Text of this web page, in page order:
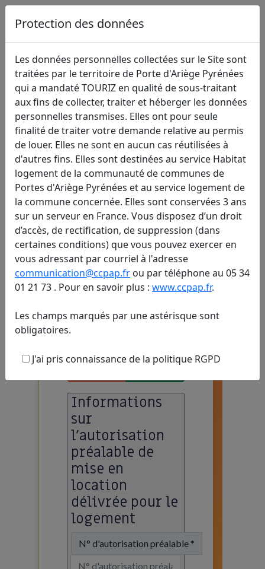
Protection des données
Les données personnelles collectées sur le Site sont
traitées par le territoire de Porte d'Ariège Pyrénées
qui a mandaté TOURIZ en qualité de sous-traitant
aux fins de collecter, traiter et héberger les données
personnelles transmises. Elles ont pour seule
finalité de traiter votre demande relative au permis
de louer. Elles ne sont en aucun cas réutilisées à
d'autres fins. Elles sont destinées au service Habitat
logement de la communauté de communes de
Portes d'Ariège Pyrénées et au service logement de
la commune concernée. Elles sont conservées 3 ans
sur un serveur en France. Vous disposez d’un droit
d’accès, de rectification, de suppression (dans
certaines conditions) que vous pouvez exercer en
vous adressant par courriel à l'adresse
communication@ccpap.fr ou par téléphone au 05 34
01 21 73 . Pour en savoir plus : www.ccpap.fr.
Les champs marqués par une astérisque sont
obligatoires.
J'ai pris connaissance de la politique RGPD
TRANSFERT
D'AUTORISATION
PREALABLE
DE MISE EN
LOCATION
Identité du/des
bailleur(s) :
Bailleur 1
Personne morale
Supprimer
Ajouter un
Informations
sur
l'autorisation
préalable de
mise en
location
délivrée pour le
logement
N° d'autorisation préalable *